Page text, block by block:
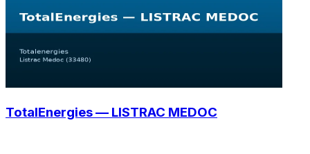
TotalEnergies — LISTRAC MEDOC